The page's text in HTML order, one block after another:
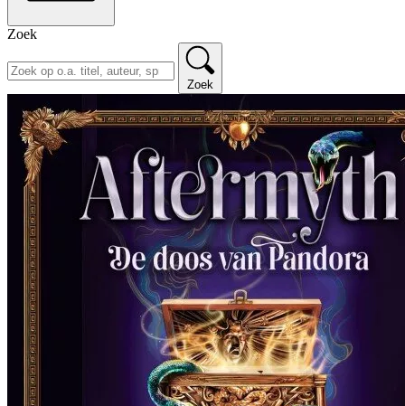
Zoek
Zoek